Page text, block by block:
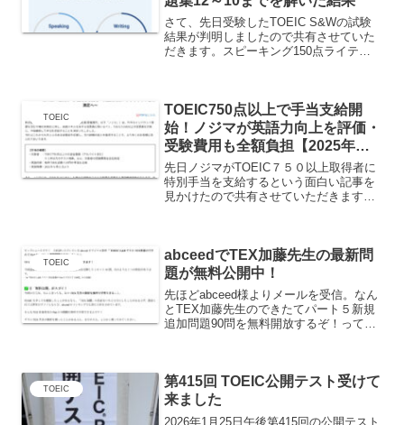
さて、先日受験したTOEIC S&Wの試験
結果が判明しましたので共有させていた
だきます。スピーキング150点ライティ
かったスピー...
TOEIC
TOEIC750点以上で手当支給開
始！ノジマが英語力向上を評価・
受験費用も全額負担【2025年最
新制度】
先日ノジマがTOEIC７５０以上取得者に
特別手当を支給するという面白い記事を
見かけたので共有させていただきます。
「TOEIC...
TOEIC
abceedでTEX加藤先生の最新問
題が無料公開中！
先ほどabceed様よりメールを受信。なん
とTEX加藤先生のできたてパート５新規
追加問題90問を無料開放するぞ！って内
トをま...
TOEIC
第415回 TOEIC公開テスト受けて
来ました
2026年1月25日午後第415回の公開テスト